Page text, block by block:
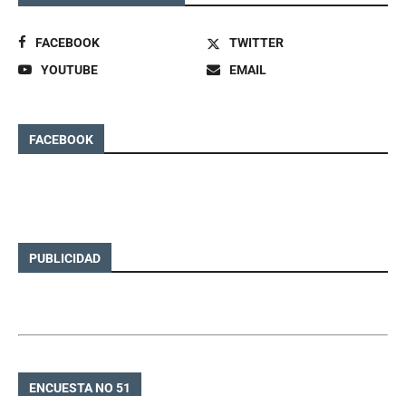
FACEBOOK
TWITTER
YOUTUBE
EMAIL
FACEBOOK
PUBLICIDAD
ENCUESTA NO 51